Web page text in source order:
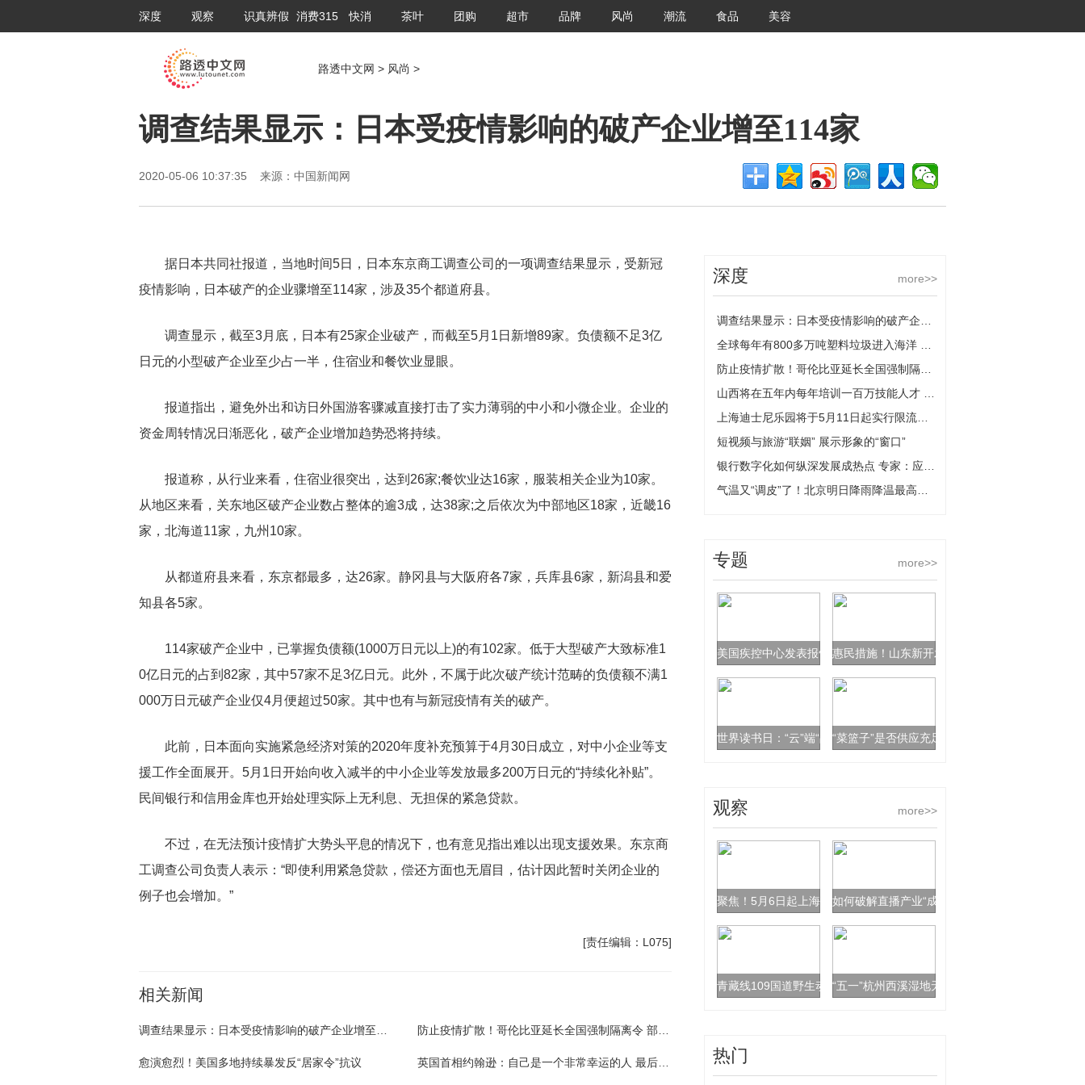
深度 观察 识真辨假 消费315 快消 茶叶 团购 超市 品牌 风尚 潮流 食品 美容
路透中文网 > 风尚 >
调查结果显示：日本受疫情影响的破产企业增至114家
2020-05-06 10:37:35 来源：中国新闻网
据日本共同社报道，当地时间5日，日本东京商工调查公司的一项调查结果显示，受新冠
疫情影响，日本破产的企业骤增至114家，涉及35个都道府县。
调查显示，截至3月底，日本有25家企业破产，而截至5月1日新增89家。负债额不足3亿
日元的小型破产企业至少占一半，住宿业和餐饮业显眼。
报道指出，避免外出和访日外国游客骤减直接打击了实力薄弱的中小和小微企业。企业的
资金周转情况日渐恶化，破产企业增加趋势恐将持续。
报道称，从行业来看，住宿业很突出，达到26家;餐饮业达16家，服装相关企业为10家。
从地区来看，关东地区破产企业数占整体的逾3成，达38家;之后依次为中部地区18家，近畿16
家，北海道11家，九州10家。
从都道府县来看，东京都最多，达26家。静冈县与大阪府各7家，兵库县6家，新潟县和爱
知县各5家。
114家破产企业中，已掌握负债额(1000万日元以上)的有102家。低于大型破产大致标准1
0亿日元的占到82家，其中57家不足3亿日元。此外，不属于此次破产统计范畴的负债额不满1
000万日元破产企业仅4月便超过50家。其中也有与新冠疫情有关的破产。
此前，日本面向实施紧急经济对策的2020年度补充预算于4月30日成立，对中小企业等支
援工作全面展开。5月1日开始向收入减半的中小企业等发放最多200万日元的“持续化补贴”。
民间银行和信用金库也开始处理实际上无利息、无担保的紧急贷款。
不过，在无法预计疫情扩大势头平息的情况下，也有意见指出难以出现支援效果。东京商
工调查公司负责人表示：“即使利用紧急贷款，偿还方面也无眉目，估计因此暂时关闭企业的
例子也会增加。”
[责任编辑：L075]
相关新闻
愈演愈烈！美国多地持续暴发反“居家令”抗议
more>>
深度
短视频与旅游“联姻” 展示形象的“窗口”
more>>
专题
美国疾控中心发表报告：美国多项失误导致感染人数飙升
惠民措施！山东新开发418条精品线路供省内游客“
世界读书日：“云”端“品”书香 线下阅读空间人气渐涨
“菜篮子”是否供应充足？农业农村部：“菜篮子”产
more>>
观察
聚焦！5月6日起上海车辆出入高速公路收费站不按规定车道行驶将被严查
如何破解直播产业“成长烦恼”专家：应注入一些“冷
青藏线109国道野生动物岩羊路边悠然觅食 成青藏线靓丽风景
“五一”杭州西溪湿地无人机巡航 提醒游客分散式游
热门